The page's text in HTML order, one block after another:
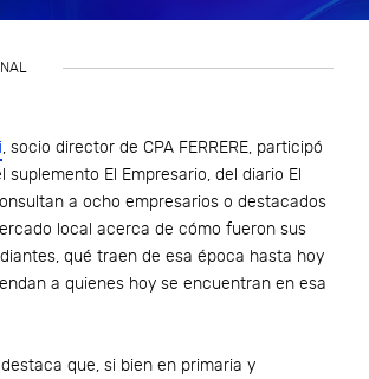
, socio director de CPA FERRERE, participó
suplemento El Empresario, del diario El
a ocho empresarios o destacados
local acerca de cómo fueron sus
qué traen de esa época hasta hoy
a quienes hoy se encuentran en esa
que, si bien en primaria y